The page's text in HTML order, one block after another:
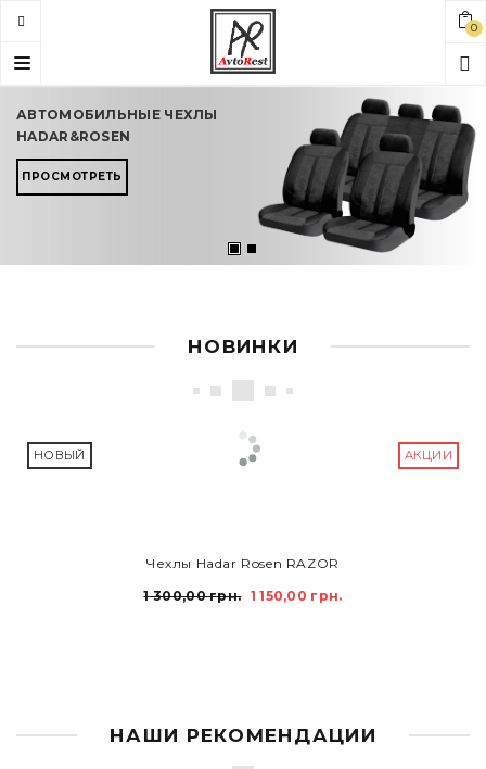
Toggle
navigation
0
АВТОМОБИЛЬНЫЕ ЧЕХЛЫ
HADAR&ROSEN
ПРОСМОТРЕТЬ
НОВИНКИ
НОВЫЙ АКЦИИ
ДОБАВИТЬ В КОРЗИНУЧехлы Hadar Rosen RAZOR
1 300,00 грн. 1 150,00 грн.
НАШИ РЕКОМЕНДАЦИИ